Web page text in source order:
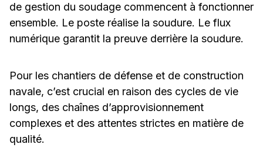
de gestion du soudage commencent à fonctionner
ensemble. Le poste réalise la soudure. Le flux
numérique garantit la preuve derrière la soudure.
Pour les chantiers de défense et de construction
navale, c’est crucial en raison des cycles de vie
longs, des chaînes d’approvisionnement
complexes et des attentes strictes en matière de
qualité.